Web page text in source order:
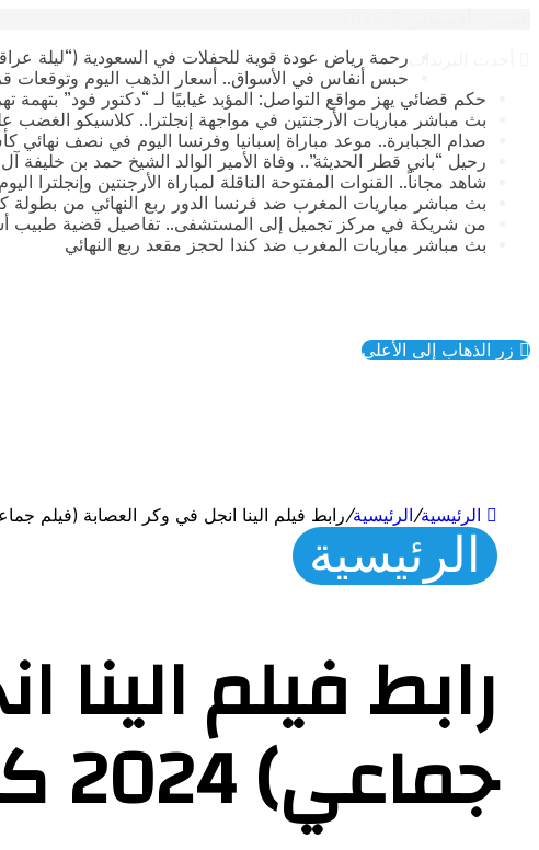
رحمة رياض عودة قوية للحفلات في السعودية (“ليلة
حبس أنفاس في الأسواق.. أسعار الذهب اليوم وتوقعات
حكم قضائي يهز مواقع التواصل: المؤبد غيابيًا لـ “دكتور فود” بتهمة
بث مباشر مباريات الأرجنتين في مواجهة إنجلترا.. كلاسيكو الغضب
صدام الجبابرة.. موعد مباراة إسبانيا وفرنسا اليوم في نصف نهائي كأس العالم 2026 والقنوات
رحيل “باني قطر الحديثة”.. وفاة الأمير الوالد الشيخ حمد بن خليفة آل
​شاهد مجاناً.. القنوات المفتوحة الناقلة لمباراة الأرجنتين وإنجلترا
بث مباشر مباريات المغرب ضد فرنسا الدور ربع النهائي من بطولة كأس
من شريكة في مركز تجميل إلى المستشفى.. تفاصيل قضية طبيب
بث مباشر مباريات المغرب ضد كندا لحجز مقعد ربع النهائي
الرئيسية/الرئيسية/رابط فيلم الينا انجل في وكر العصابة (فيلم جماعي) 2024 كامل بدقة عالية –
الرئيسية
رابط فيلم
جماعي) 2024 كامل بدقة عالية – اتصالاتنا
زر الذهاب إلى الأعلى